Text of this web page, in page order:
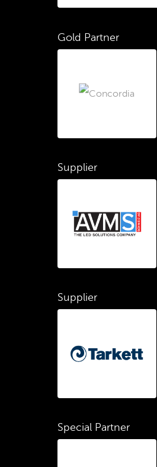
Gold Partner
Supplier
Supplier
Special Partner